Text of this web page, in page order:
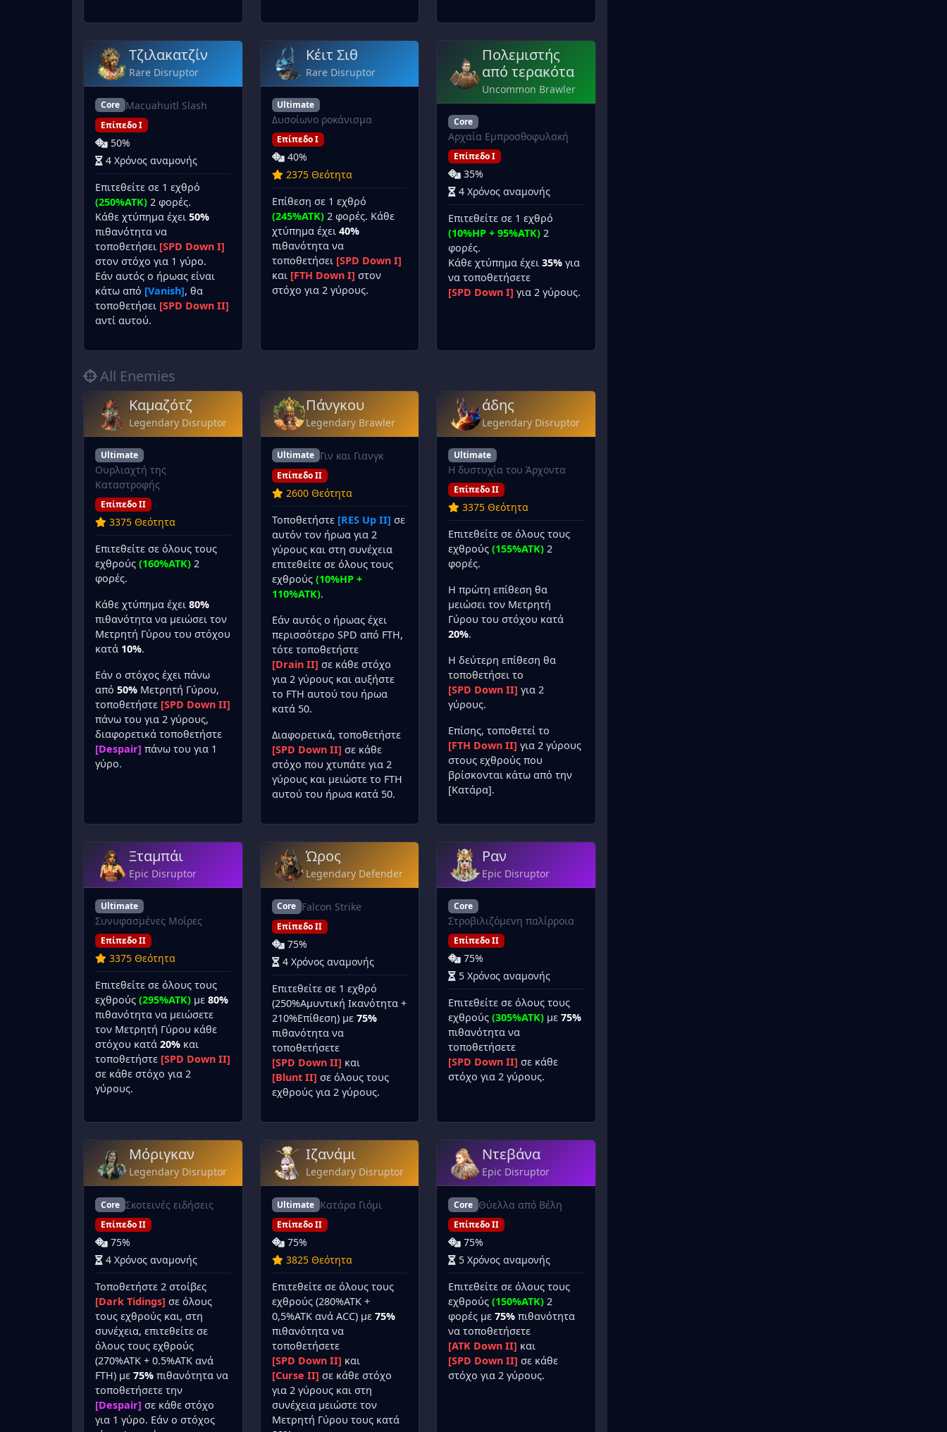
Τζιλακατζίν
Rare Disruptor
Core Macuahuitl Slash
Επίπεδο I
50%
4 Χρόνος αναμονής
Επιτεθείτε σε 1 εχθρό
(250%ATK) 2 φορές.
Κάθε χτύπημα έχει 50%
πιθανότητα να
τοποθετήσει [SPD Down I]
στον στόχο για 1 γύρο.
Εάν αυτός ο ήρωας είναι
κάτω από [Vanish], θα
τοποθετήσει [SPD Down II]
αντί αυτού.
Κέιτ Σιθ
Rare Disruptor
Ultimate
Δυσοίωνο ροκάνισμα
Επίπεδο I
40%
2375 Θεότητα
Επίθεση σε 1 εχθρό
(245%ATK)2 φορές. Κάθε
χτύπημα έχει 40%
πιθανότητα να
τοποθετήσει [SPD Down I]
και [FTH Down I] στον
στόχο για 2 γύρους.
Πολεμιστής
από τερακότα
Uncommon Brawler
Core
Αρχαία Εμπροσθοφυλακή
Επίπεδο I
35%
4 Χρόνος αναμονής
Επιτεθείτε σε 1 εχθρό
(10%HP + 95%ATK) 2
φορές.
Κάθε χτύπημα έχει35% για
να τοποθετήσετε
[SPD Down I] για 2 γύρους.
All Enemies
Καμαζότζ
Legendary Disruptor
Ultimate
Ουρλιαχτή της
Καταστροφής
Επίπεδο II
3375 Θεότητα
Επιτεθείτε σε όλους τους
εχθρούς (160%ATK) 2
φορές.
Κάθε χτύπημα έχει 80%
πιθανότητα να μειώσει τον
Μετρητή Γύρου του στόχου
κατά 10%.
Εάν ο στόχος έχει πάνω
από 50% Μετρητή Γύρου,
τοποθετήστε [SPD Down II]
πάνω του για 2 γύρους,
διαφορετικά τοποθετήστε
[Despair] πάνω του για 1
γύρο.
Πάνγκου
Legendary Brawler
Ultimate Γιν και Γιανγκ
Επίπεδο II
2600 Θεότητα
Τοποθετήστε [RES Up II] σε
αυτόν τον ήρωα για 2
γύρους και στη συνέχεια
επιτεθείτε σε όλους τους
εχθρούς (10%HP +
110%ATK).
Εάν αυτός ο ήρωας έχει
περισσότερο SPD από FTH,
τότε τοποθετήστε
[Drain II] σε κάθε στόχο
για 2 γύρους και αυξήστε
το FTH αυτού του ήρωα
κατά 50.
Διαφορετικά, τοποθετήστε
[SPD Down II] σε κάθε
στόχο που χτυπάτε για 2
γύρους και μειώστε το FTH
αυτού του ήρωα κατά 50.
άδης
Legendary Disruptor
Ultimate
Η δυστυχία του Άρχοντα
Επίπεδο II
3375 Θεότητα
Επιτεθείτε σε όλους τους
εχθρούς(155%ATK) 2
φορές.
Η πρώτη επίθεση θα
μειώσει τον Μετρητή
Γύρου του στόχου κατά
20%.
Η δεύτερη επίθεση θα
τοποθετήσει το
[SPD Down II] για 2
γύρους.
Επίσης, τοποθετεί το
[FTH Down II] για 2 γύρους
στους εχθρούς που
βρίσκονται κάτω από την
[Κατάρα].
Ξταμπάι
Epic Disruptor
Ultimate
Συνυφασμένες Μοίρες
Επίπεδο II
3375 Θεότητα
Επιτεθείτε σε όλους τους
εχθρούς (295%ATK) με 80%
πιθανότητα να μειώσετε
τον Μετρητή Γύρου κάθε
στόχου κατά 20% και
τοποθετήστε [SPD Down II]
σε κάθε στόχο για 2
γύρους.
Ώρος
Legendary Defender
Core Falcon Strike
Επίπεδο II
75%
4 Χρόνος αναμονής
Επιτεθείτε σε 1 εχθρό
(250%Αμυντική Ικανότητα +
210%Επίθεση) με 75%
πιθανότητα να
τοποθετήσετε
[SPD Down II] και
[Blunt II] σε όλους τους
εχθρούς για 2 γύρους.
Ραν
Epic Disruptor
Core
Στροβιλιζόμενη παλίρροια
Επίπεδο II
75%
5 Χρόνος αναμονής
Επιτεθείτε σε όλους τους
εχθρούς(305%ATK) με75%
πιθανότητα να
τοποθετήσετε
[SPD Down II] σε κάθε
στόχο για 2 γύρους.
Μόριγκαν
Legendary Disruptor
Core Σκοτεινές ειδήσεις
Επίπεδο II
75%
4 Χρόνος αναμονής
Τοποθετήστε 2 στοίβες
[Dark Tidings] σε όλους
τους εχθρούς και, στη
συνέχεια, επιτεθείτε σε
όλους τους εχθρούς
(270%ATK + 0.5%ATK ανά
FTH) με 75% πιθανότητα να
τοποθετήσετε την
[Despair] σε κάθε στόχο
για 1 γύρο. Εάν ο στόχος
Ιζανάμι
Legendary Disruptor
Ultimate Κατάρα Γιόμι
Επίπεδο II
75%
3825 Θεότητα
Επιτεθείτε σε όλους τους
εχθρούς (280%ATK +
0,5%ATK ανά ACC) με 75%
πιθανότητα να
τοποθετήσετε
[SPD Down II] και
[Curse II] σε κάθε στόχο
για 2 γύρους και στη
συνέχεια μειώστε τον
Μετρητή Γύρου τους κατά
Ντεβάνα
Epic Disruptor
Core Θύελλα από Βέλη
Επίπεδο II
75%
5 Χρόνος αναμονής
Επιτεθείτε σε όλους τους
εχθρούς(150%ATK) 2
φορές με75% πιθανότητα
να τοποθετήσετε
[ATK Down II] και
[SPD Down II] σε κάθε
στόχο για 2 γύρους.